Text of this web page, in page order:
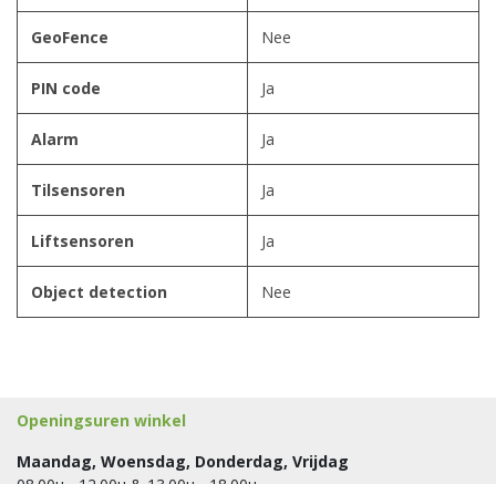
GeoFence Nee
PIN code Ja
Alarm Ja
Tilsensoren Ja
Liftsensoren Ja
Object detection Nee
Openingsuren winkel
Maandag, Woensdag, Donderdag, Vrijdag